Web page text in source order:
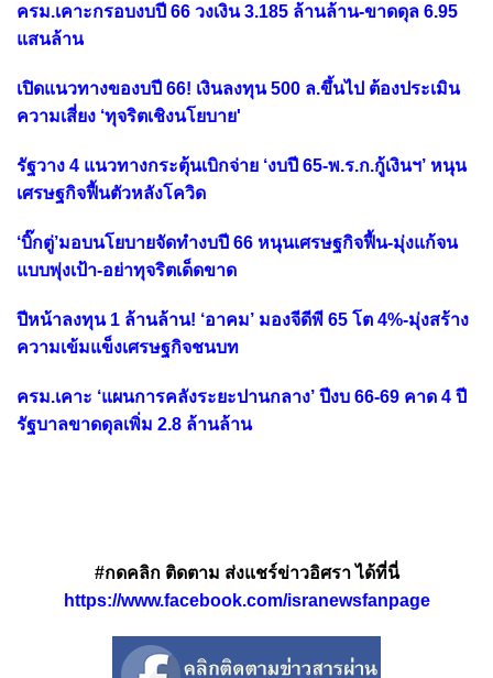
ครม.เคาะกรอบงบปี 66 วงเงิน 3.185 ล้านล้าน-ขาดดุล 6.95
แสนล้าน
เปิดแนวทางของบปี 66! เงินลงทุน 500 ล.ขึ้นไป ต้องประเมิน
ความเสี่ยง ‘ทุจริตเชิงนโยบาย'
รัฐวาง 4 แนวทางกระตุ้นเบิกจ่าย ‘งบปี 65-พ.ร.ก.กู้เงินฯ’ หนุน
เศรษฐกิจฟื้นตัวหลังโควิด
‘บิ๊กตู่’มอบนโยบายจัดทำงบปี 66 หนุนเศรษฐกิจฟื้น-มุ่งแก้จน
แบบพุ่งเป้า-อย่าทุจริตเด็ดขาด
ปีหน้าลงทุน 1 ล้านล้าน! ‘อาคม’ มองจีดีพี 65 โต 4%-มุ่งสร้าง
ความเข้มแข็งเศรษฐกิจชนบท
ครม.เคาะ ‘แผนการคลังระยะปานกลาง’ ปีงบ 66-69 คาด 4 ปี
รัฐบาลขาดดุลเพิ่ม 2.8 ล้านล้าน
#กดคลิก ติดตาม ส่งแชร์ข่าวอิศรา ได้ที่นี่
https://www.facebook.com/isranewsfanpage